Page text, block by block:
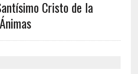
Cristo de la